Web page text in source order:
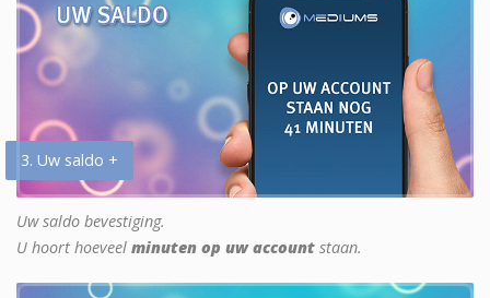
3. Uw saldo +
Uw saldo bevestiging.
U hoort hoeveel minuten op uw account staan.